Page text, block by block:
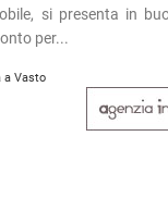
si presenta in
per...
a Vasto